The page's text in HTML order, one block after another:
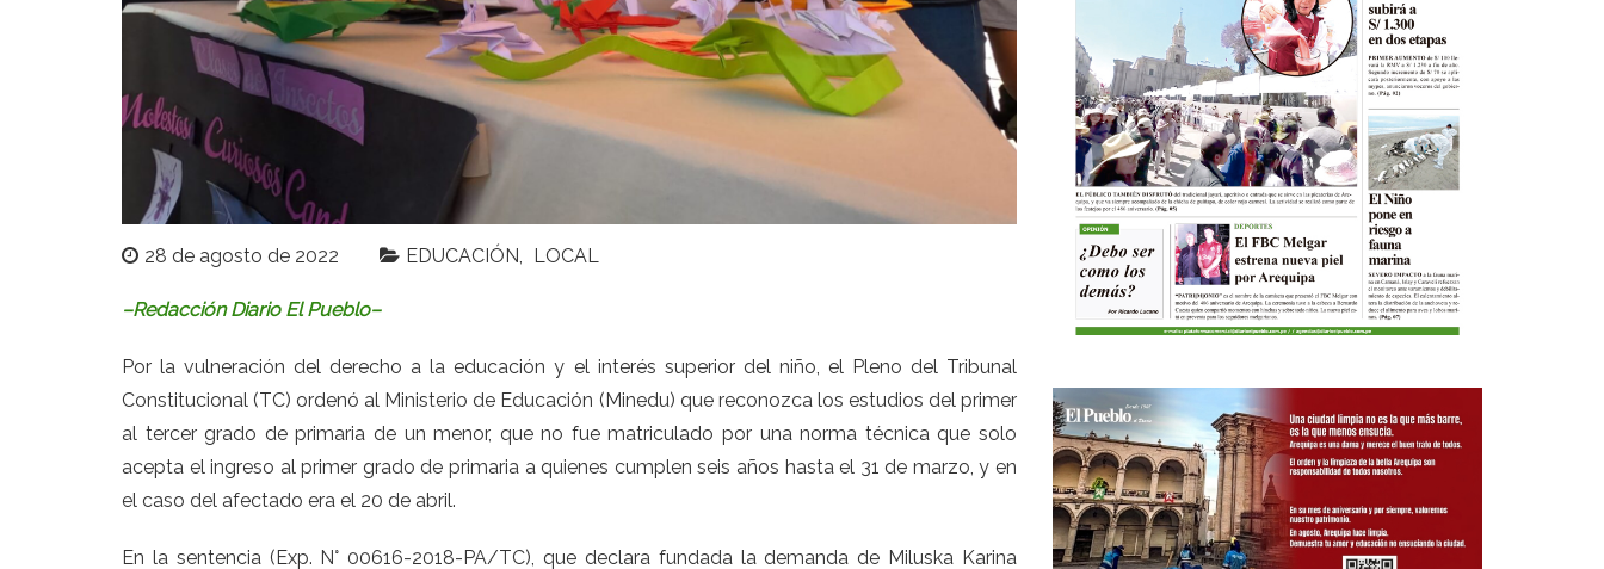
28 de agosto de 2022 EDUCACIÓN LOCAL
–Redacción Diario El Pueblo–
Por la vulneración del derecho a la educación y el interés superior del niño, el Pleno del Tribunal
Constitucional (TC) ordenó al Ministerio de Educación (Minedu) que reconozca los estudios del primer
al tercer grado de primaria de un menor, que no fue matriculado por una norma técnica que solo
acepta el ingreso al primer grado de primaria a quienes cumplen seis años hasta el 31 de marzo, y en
el caso del afectado era el 20 de abril.
En la sentencia (Exp. N° 00616-2018-PA/TC), que declara fundada la demanda de Miluska Karina